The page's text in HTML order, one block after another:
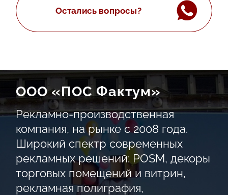
Остались вопросы?
ООО «ПОС Фактум»
Рекламно-производственная
компания, на рынке с 2008 года.
Широкий спектр современных
рекламных решений: POSM, декоры
торговых помещений и витрин,
рекламная полиграфия,